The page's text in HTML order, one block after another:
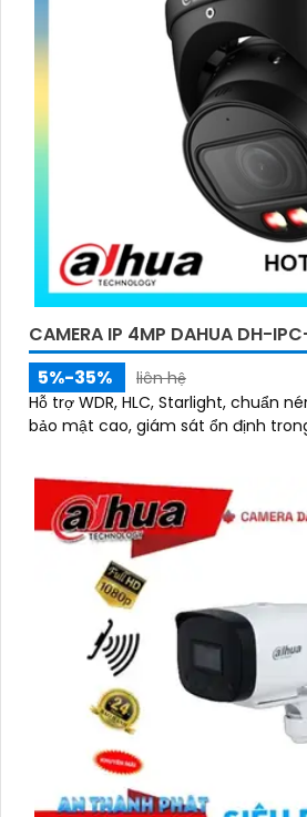
CAMERA IP 4MP DAHUA DH-
5%-35%
liên hệ
Hỗ trợ WDR, HLC, Starlight, chuẩn
bảo mật cao, giám sát ổn định